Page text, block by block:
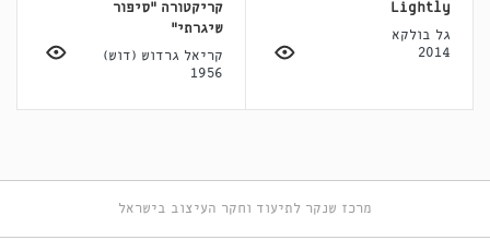
Lightly
גל בולקא
2014
קריקטורה "סיפור
שיגרתי"
קריאל גרדוש (דוש)
1956
מרכז שנקר לתיעוד וחקר העיצוב בישראל